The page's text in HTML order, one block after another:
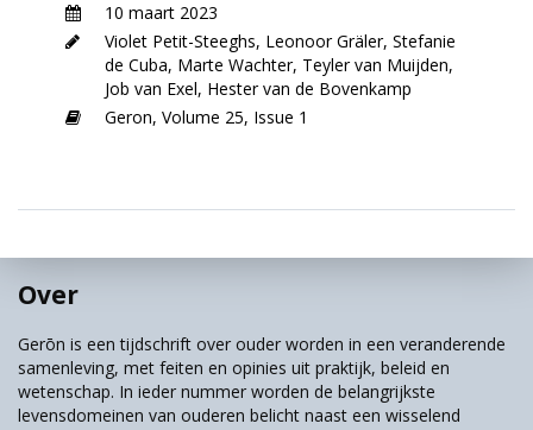
10 maart 2023
Violet Petit-Steeghs, Leonoor Gräler, Stefanie
de Cuba, Marte Wachter, Teyler van Muijden,
Job van Exel, Hester van de Bovenkamp
Geron, Volume 25, Issue 1
Over
Gerōn is een tijdschrift over ouder worden in een veranderende
samenleving, met feiten en opinies uit praktijk, beleid en
wetenschap. In ieder nummer worden de belangrijkste
levensdomeinen van ouderen belicht naast een wisselend